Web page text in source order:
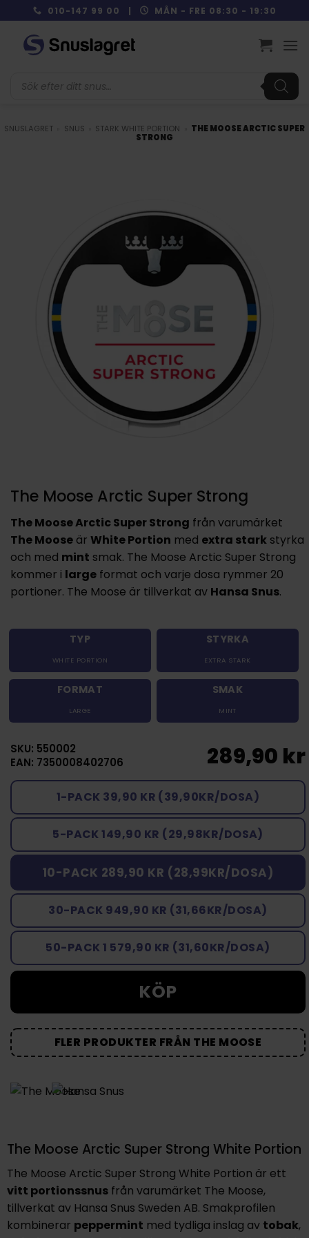
to
content
010-147 99 00 | MÅN - FRE 08:30 - 19:30
SNUSLAGRET SNUS STARK WHITE PORTION
THE MOOSE ARCTIC SUPER
STRONG
The Moose Arctic Super Strong
The Moose Arctic Super Strong från varumärket
The Moose är White Portion med extra stark styrka
och med mint smak. The Moose Arctic Super Strong
kommer i large format och varje dosa rymmer 20
portioner. The Moose är tillverkat av Hansa Snus.
TYP
WHITE PORTION
STYRKA
EXTRA STARK
FORMAT
LARGE
SMAK
MINT
SKU: 550002
EAN: 7350008402706
289,90 kr
1-PACK 39,90 KR (39,90KR/DOSA)
5-PACK 149,90 KR (29,98KR/DOSA)
10-PACK 289,90 KR (28,99KR/DOSA)
30-PACK 949,90 KR (31,66KR/DOSA)
50-PACK 1 579,90 KR (31,60KR/DOSA)
KÖP
FLER PRODUKTER FRÅN THE MOOSE
The Moose Arctic Super Strong White Portion
The Moose Arctic Super Strong White Portion är ett
vitt portionssnusfrån varumärket The Moose,
tillverkat av Hansa Snus Sweden AB. Smakprofilen
kombinerar peppermint med tydliga inslag av tobak,